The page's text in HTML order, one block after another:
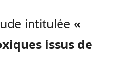
intitulée «
issus de